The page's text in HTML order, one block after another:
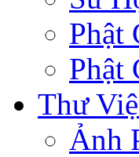
Phật
Phật
Thư
Ảnh